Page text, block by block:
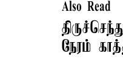
Also Read
நேரம்